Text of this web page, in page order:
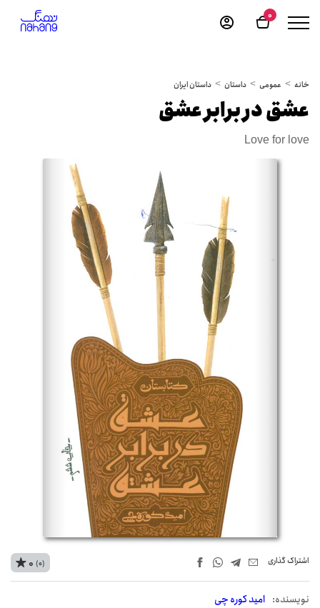
0
خانه عمومی داستان داستان ایران
عشق در برابر عشق
Love for love
اشتراک‌ گذاری
نويسنده: امید کوره چی
0 (0)